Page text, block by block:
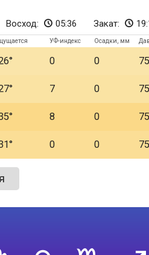
Восход: 05:36 Закат:
УФ-индекс Осадки, мм
0 0
7 0
8 0
0 0